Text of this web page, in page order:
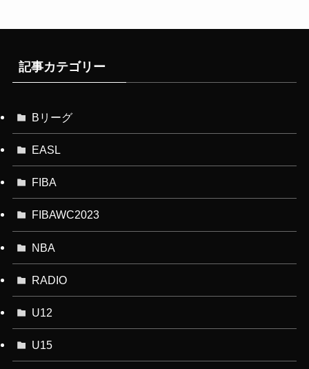
記事カテゴリー
Bリーグ
EASL
FIBA
FIBAWC2023
NBA
RADIO
U12
U15